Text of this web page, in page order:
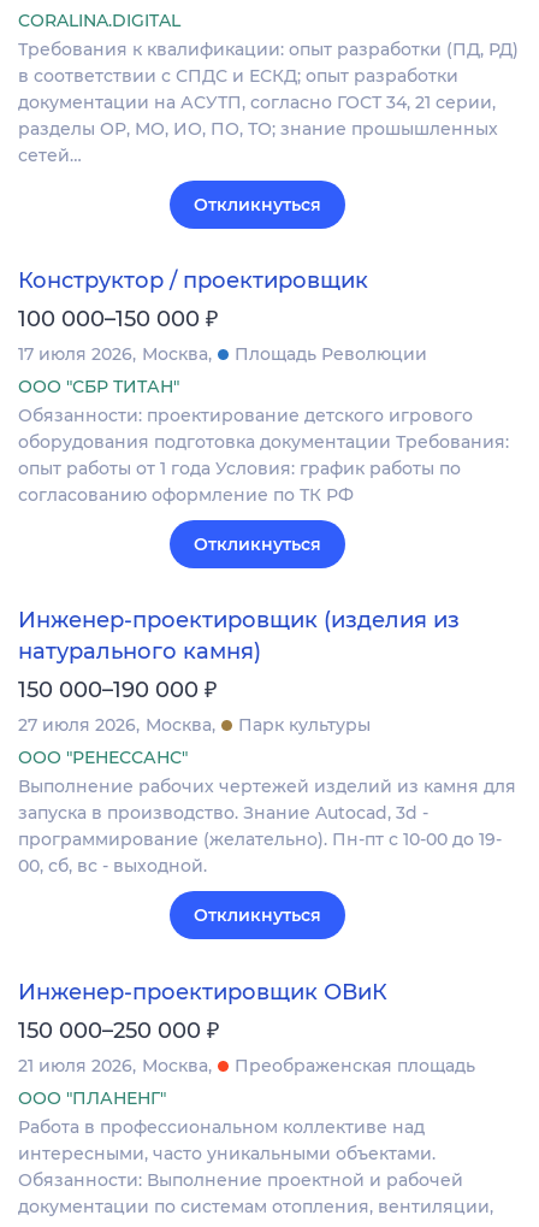
CORALINA.DIGITAL
Требования к квалификации: опыт разработки (ПД, РД)
в соответствии с СПДС и ЕСКД; опыт разработки
документации на АСУТП, согласно ГОСТ 34, 21 серии,
разделы ОР, МО, ИО, ПО, ТО; знание прошышленных
сетей…
Откликнуться
Конструктор / проектировщик
100 000–150 000 ₽
17 июля 2026 Москва
Площадь Революции
ООО "СБР ТИТАН"
Обязанности: проектирование детского игрового
оборудования подготовка документации Требования:
опыт работы от 1 года Условия: график работы по
согласованию оформление по ТК РФ
Откликнуться
Инженер-проектировщик (изделия из
натурального камня)
150 000–190 000 ₽
27 июля 2026 Москва
Парк культуры
ООО "РЕНЕССАНС"
Выполнение рабочих чертежей изделий из камня для
запуска в производство. Знание Autocad, 3d -
программирование (желательно). Пн-пт с 10-00 до 19-
00, сб, вс - выходной.
Откликнуться
Инженер-проектировщик ОВиК
150 000–250 000 ₽
21 июля 2026 Москва
Преображенская площадь
ООО "ПЛАНЕНГ"
Работа в профессиональном коллективе над
интересными, часто уникальными объектами.
Обязанности: Выполнение проектной и рабочей
документации по системам отопления, вентиляции,